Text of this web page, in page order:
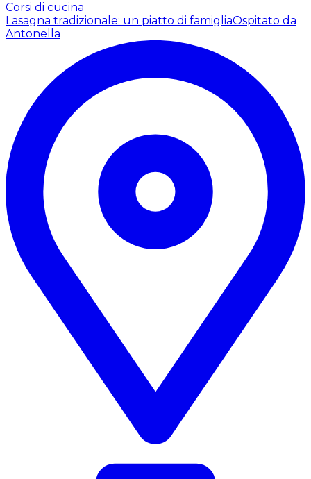
Corsi di cucina
Lasagna tradizionale: un piatto di famigliaOspitato da
Antonella